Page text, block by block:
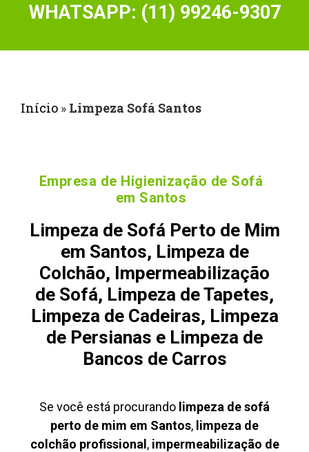
WHATSAPP: (11) 99246-9307
Início » Limpeza Sofá Santos
Empresa de Higienização de Sofá
em Santos
Limpeza de Sofá Perto de Mim
em Santos, Limpeza de
Colchão, Impermeabilização
de Sofá, Limpeza de Tapetes,
Limpeza de Cadeiras, Limpeza
de Persianas e Limpeza de
Bancos de Carros
Se você está procurando limpeza de sofá
perto de mim em Santos, limpeza de
colchão profissional , impermeabilização de